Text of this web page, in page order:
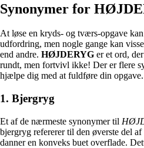
Synonymer for
At løse en kryds- og tværs-opgave
udfordring, men nogle gange kan
end andre. HØJDERYG er et ord,
rundt, men fortvivl ikke! Der er flere
hjælpe dig med at fuldføre din opgave.
1. Bjergryg
Et af de nærmeste synonymer til
bjergryg refererer til den øverste del
danner en konveks buet overflade.